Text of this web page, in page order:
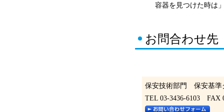
容器を見つけた時は
お問合わせ先
保安技術部門 保安基
TEL 03-3436-6103 FAX